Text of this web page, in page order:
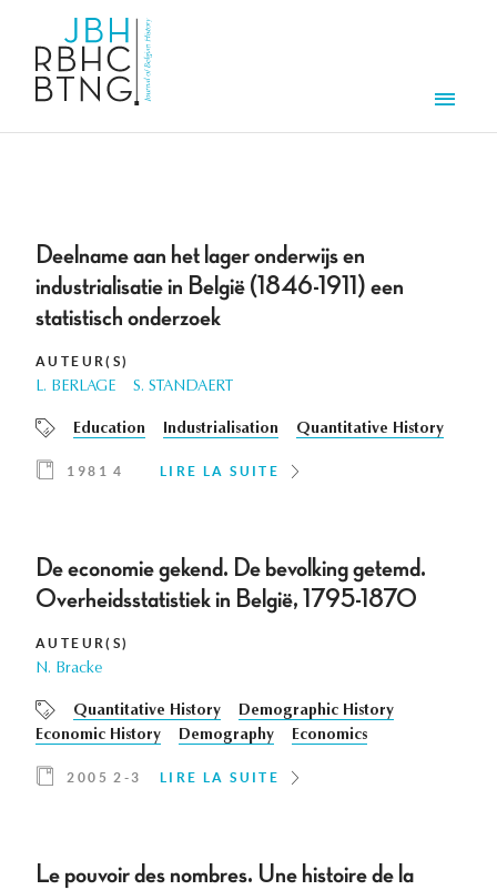
Deelname aan het lager onderwijs en
industrialisatie in België (1846-1911) een
statistisch onderzoek
AUTEUR(S)
L. BERLAGE S. STANDAERT
Education Industrialisation Quantitative History
1981 4 LIRE LA SUITE
De economie gekend. De bevolking getemd.
Overheidsstatistiek in België, 1795-1870
AUTEUR(S)
N. Bracke
Quantitative History
Demographic History
Economic History
Demography Economics
2005 2-3 LIRE LA SUITE
Le pouvoir des nombres. Une histoire de la